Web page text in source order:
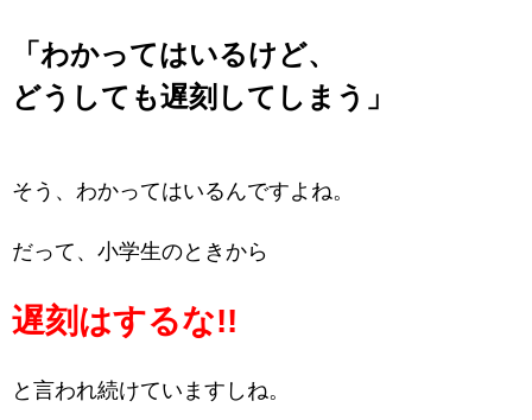
「わかってはいるけど、
どうしても遅刻してしまう」
そう、わかってはいるんですよね。
だって、小学生のときから
遅刻はするな!!
と言われ続けていますしね。